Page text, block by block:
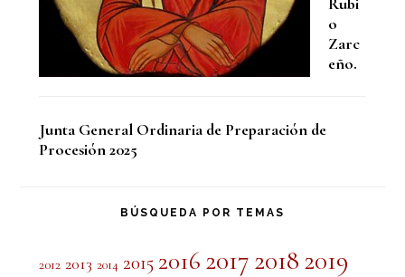
o
Zarc
eño.
Junta General Ordinaria de Preparación de
Procesión 2025
BÚSQUEDA POR TEMAS
2012 2013 2014 2015 2016 2017 2018 2019